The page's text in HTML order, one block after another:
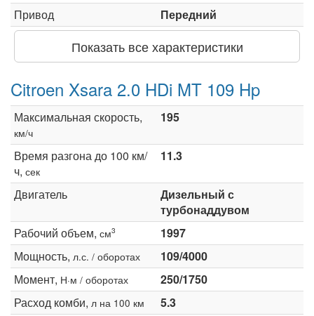
Привод
Передний
Показать все характеристики
Citroen Xsara 2.0 HDi MT 109 Hp
Максимальная скорость,
км/ч
195
Время разгона до 100 км/
ч, сек
11.3
Двигатель
Дизельный с
турбонаддувом
Рабочий объем, см3
1997
Мощность, л.с. / оборотах
109/4000
Момент, Н·м / оборотах
250/1750
Расход комби, л на 100 км
5.3